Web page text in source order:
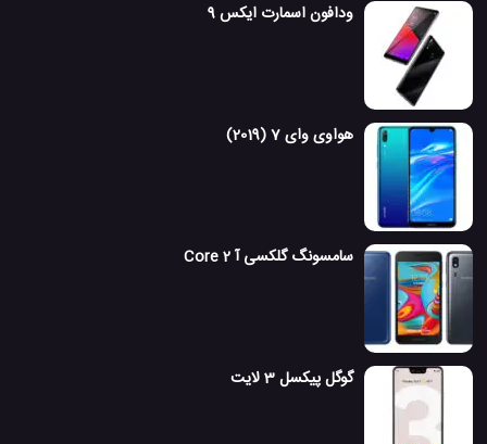
ودافون اسمارت ایکس 9
هواوی وای 7 (2019)
سامسونگ گلکسی آ 2 Core
گوگل پیکسل 3 لایت